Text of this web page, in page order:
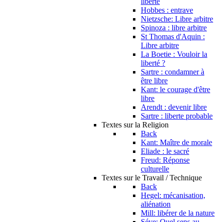
Hobbes : entrave
Nietzsche: Libre arbitre
Spinoza : libre arbitre
St Thomas d'Aquin :
Libre arbitre
La Boetie : Vouloir la
liberté ?
Sartre : condamner à
être libre
Kant: le courage d'être
libre
Arendt : devenir libre
Sartre : liberte probable
Textes sur la Religion
Back
Kant: Maître de morale
Eliade : le sacré
Freud: Réponse
culturelle
Textes sur le Travail / Technique
Back
Hegel: mécanisation,
aliénation
Mill: libérer de la nature